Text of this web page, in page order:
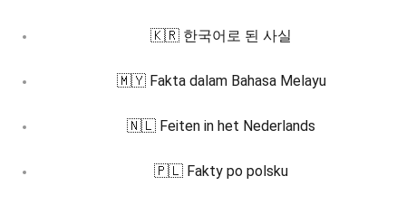
🇰🇷 한국어로 된 사실
🇲🇾 Fakta dalam Bahasa Melayu
🇳🇱 Feiten in het Nederlands
🇵🇱 Fakty po polsku